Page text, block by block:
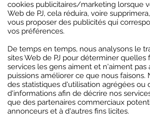
cookies publicitaires/marketing lorsque
Web de PJ, cela réduira, voire
vous proposer des publicités qui
vos préférences.
De temps en temps, nous analysons le
sites Web de PJ pour déterminer
services les gens aiment et n'aiment pas
puissions améliorer ce que nous faisons.
des statistiques d'utilisation agrégées ou
d'informations afin de décrire nos
que des partenaires commerciaux
annonceurs et à d'autres fins licites.